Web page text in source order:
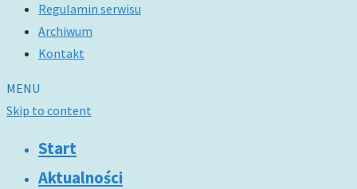
Regulamin serwisu
Archiwum
Kontakt
MENU
Skip to content
Start
Aktualności